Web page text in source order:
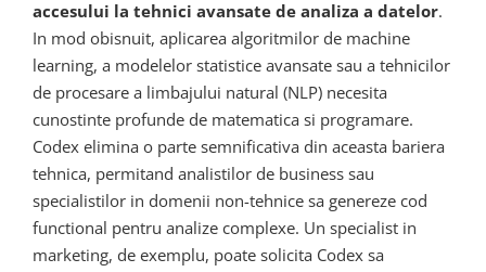
accesului la tehnici avansate de analiza a datelor.
In mod obisnuit, aplicarea algoritmilor de machine
learning, a modelelor statistice avansate sau a tehnicilor
de procesare a limbajului natural (NLP) necesita
cunostinte profunde de matematica si programare.
Codex elimina o parte semnificativa din aceasta bariera
tehnica, permitand analistilor de business sau
specialistilor in domenii non-tehnice sa genereze cod
functional pentru analize complexe. Un specialist in
marketing, de exemplu, poate solicita Codex sa